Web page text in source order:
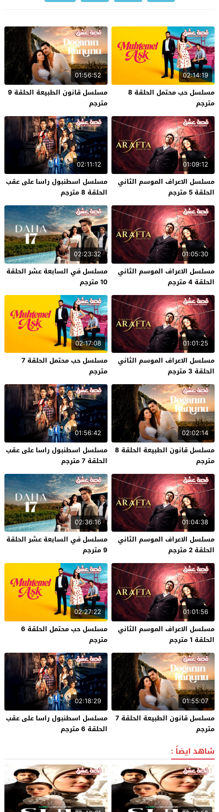
02:14:19
مسلسل حب محتمل الحلقة 8
مترجم
01:56:52
مسلسل قانون الطبيعة الحلقة 9
مترجم
01:09:12
مسلسل الاعراف الموسم الثاني
الحلقة 5 مترجم
02:11:12
مسلسل اسطنبول راسا على عقب
الحلقة 8 مترجم
01:05:30
مسلسل الاعراف الموسم الثاني
الحلقة 4 مترجم
02:23:32
مسلسل في السابعة عشر الحلقة
10 مترجم
01:01:25
مسلسل الاعراف الموسم الثاني
الحلقة 3 مترجم
02:17:08
مسلسل حب محتمل الحلقة 7
مترجم
02:02:14
مسلسل قانون الطبيعة الحلقة 8
مترجم
01:56:42
مسلسل اسطنبول راسا على عقب
الحلقة 7 مترجم
01:04:38
مسلسل الاعراف الموسم الثاني
الحلقة 2 مترجم
02:36:16
مسلسل في السابعة عشر الحلقة
9 مترجم
01:01:56
مسلسل الاعراف الموسم الثاني
الحلقة 1 مترجم
02:27:22
مسلسل حب محتمل الحلقة 6
مترجم
01:55:07
مسلسل قانون الطبيعة الحلقة 7
مترجم
02:18:29
مسلسل اسطنبول راسا على عقب
الحلقة 6 مترجم
شاهد ايضاً :